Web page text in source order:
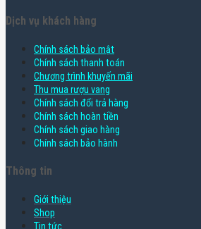
Dịch vụ khách hàng
Chính sách bảo mật
Chính sách thanh toán
Chương trình khuyến mãi
Thu mua rượu vang
Chính sách đổi trả hàng
Chính sách hoàn tiền
Chính sách giao hàng
Chính sách bảo hành
Thông tin
Giới thiệu
Shop